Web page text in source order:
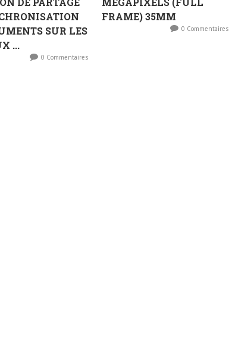
SUR LES
...
0 Commentaires
FRAME) 35MM
0 Commentaires